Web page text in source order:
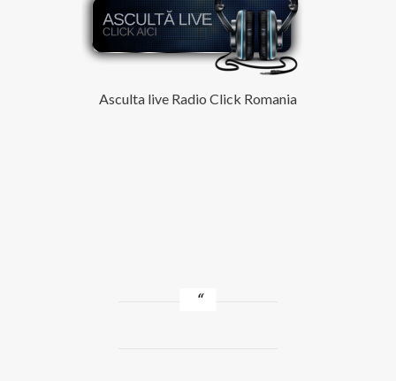
Asculta live Radio Click Romania